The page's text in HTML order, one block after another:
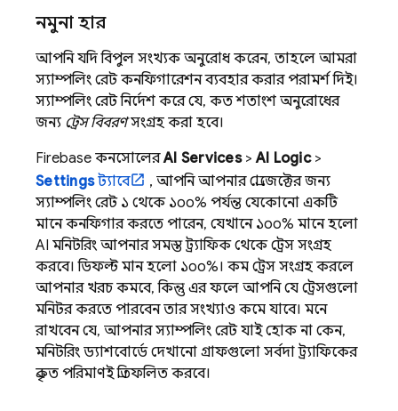
নমুনা হার
আপনি যদি বিপুল সংখ্যক অনুরোধ করেন, তাহলে আমরা
স্যাম্পলিং রেট কনফিগারেশন ব্যবহার করার পরামর্শ দিই।
স্যাম্পলিং রেট নির্দেশ করে যে, কত শতাংশ অনুরোধের
জন্য ট্রেস বিবরণসংগ্রহ করা হবে।
Firebase কনসোলেরAI Services>AI Logic>
Settingsট্যাবে
, আপনি আপনার প্রোজেক্টের জন্য
স্যাম্পলিং রেট ১ থেকে ১০০% পর্যন্ত যেকোনো একটি
মানে কনফিগার করতে পারেন, যেখানে ১০০% মানে হলো
AI মনিটরিং আপনার সমস্ত ট্র্যাফিক থেকে ট্রেস সংগ্রহ
করবে। ডিফল্ট মান হলো ১০০%। কম ট্রেস সংগ্রহ করলে
আপনার খরচ কমবে, কিন্তু এর ফলে আপনি যে ট্রেসগুলো
মনিটর করতে পারবেন তার সংখ্যাও কমে যাবে। মনে
রাখবেন যে, আপনার স্যাম্পলিং রেট যাই হোক না কেন,
মনিটরিং ড্যাশবোর্ডে দেখানো গ্রাফগুলো সর্বদা ট্র্যাফিকের
প্রকৃত পরিমাণই প্রতিফলিত করবে।